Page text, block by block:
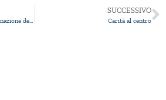
Giornata Mondiale per l’eliminazione della povertà
SUCCESSIVO
Carità al centro